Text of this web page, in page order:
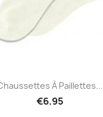
Quick view
À Paillettes...
€6.95